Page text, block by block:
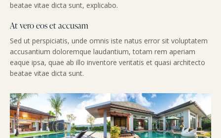
beatae vitae dicta sunt, explicabo.
At vero eos et accusam
Sed ut perspiciatis, unde omnis iste natus error sit voluptatem
accusantium doloremque laudantium, totam rem aperiam
eaque ipsa, quae ab illo inventore veritatis et quasi architecto
beatae vitae dicta sunt.